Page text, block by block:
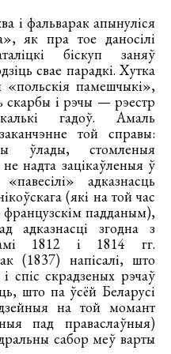
і фальварак апынуліся
як пра тое даносілі
біскуп заняў
свае парадкі. Хутка
«польскія памешчыкі»,
скарбы і рэчы — рэестр
гадоў. Амаль
той справы:
ўлады, стомленыя
надта зацікаўленыя ў
адказнасць
(які на той час
падданым),
адказнасці згодна з
1812 і 1814 гг.
(1837) напісалі, што
спіс скрадзеных рэчаў
што па ўсёй Беларусі
на той момант
пад праваслаўныя)
сабор меў варты